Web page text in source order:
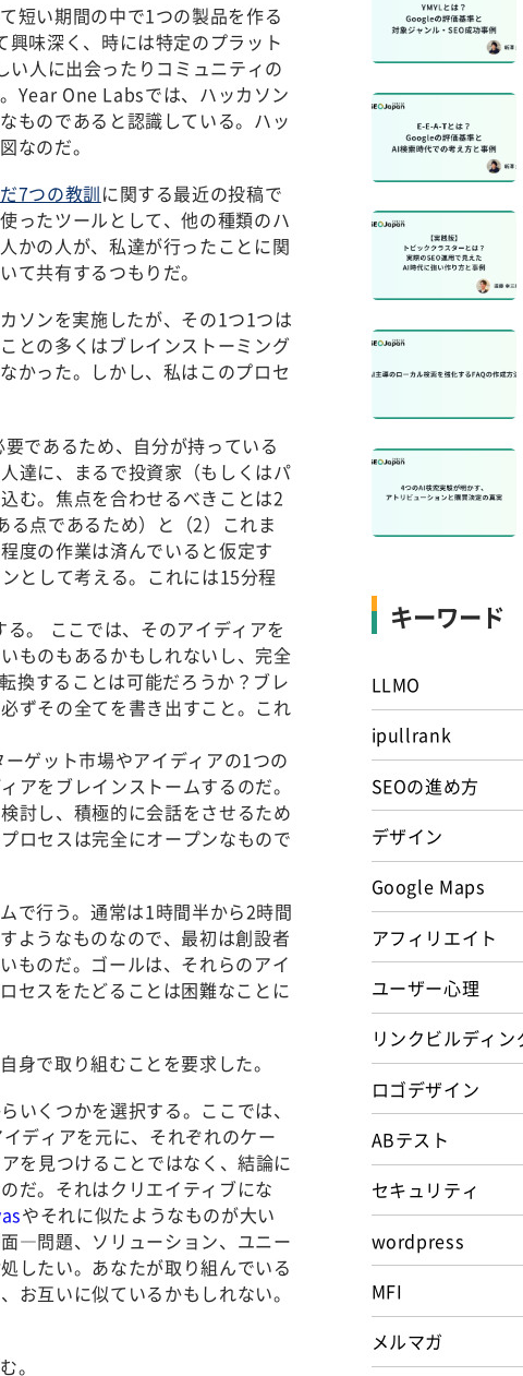
短い期間の中で1つの製品を作る
味深く、時には特定のプラット
人に出会ったりコミュニティの
Year One Labsでは、ハッカソン
ものであると認識している。ハッ
なのだ。
7つの教訓に関する最近の投稿で
ったツールとして、他の種類のハ
かの人が、私達が行ったことに関
て共有するつもりだ。
ソンを実施したが、その1つ1つは
との多くはブレインストーミング
かった。しかし、私はこのプロセ
であるため、自分が持っている
達に、まるで投資家（もしくはパ
む。焦点を合わせるべきことは2
る点であるため）と（2）これま
度の作業は済んでいると仮定す
として考える。これには15分程
。
ここでは、そのアイディアを
ものもあるかもしれないし、完全
換することは可能だろうか？ ブレ
ずその全てを書き出すこと。これ
ーゲット市場やアイディアの1つの
アをブレインストームするのだ。
討し、積極的に会話をさせるため
ロセスは完全にオープンなもので
で行う。通常は1時間半から2時間
ようなものなので、最初は創設者
ものだ。ゴールは、それらのアイ
セスをたどることは困難なことに
身で取り組むことを要求した。
いくつかを選択する。 ここでは、
ディアを元に、それぞれのケー
を見つけることではなく、結論に
だ。それはクリエイティブにな
やそれに似たようなものが大い
―問題、ソリューション、ユニー
したい。あなたが取り組んでいる
お互いに似ているかもしれない。
。
キーワード
LLMO
ipullrank
SEOの進め方
デザイン
Google Maps
アフィリエイト
ユーザー心理
リンクビルディン
ロゴデザイン
ABテスト
セキュリティ
wordpress
MFI
メルマガ